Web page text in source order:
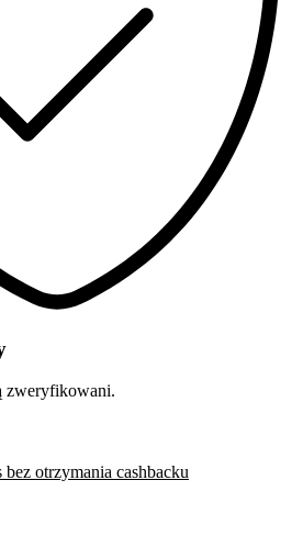
zweryfikowani.
otrzymania cashbacku